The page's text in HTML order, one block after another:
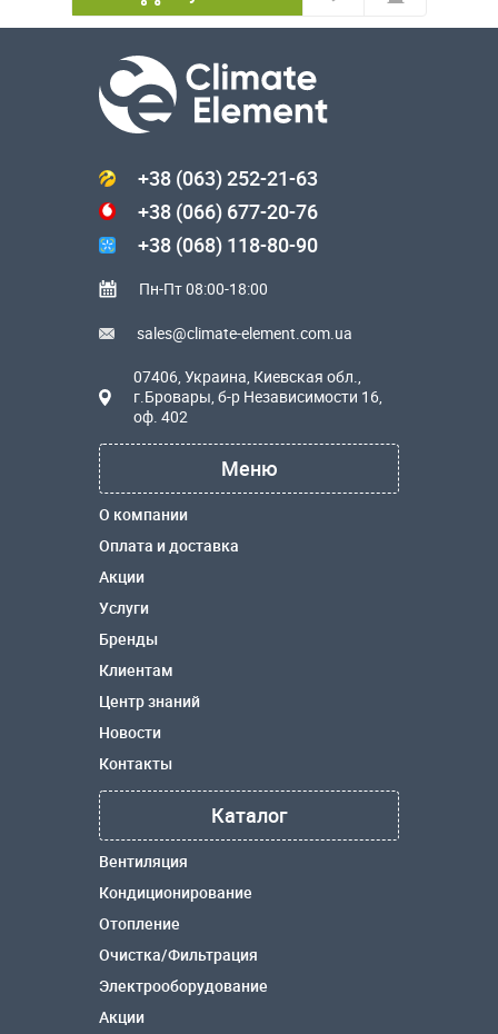
+38 (063) 252-21-63
+38 (066) 677-20-76
+38 (068) 118-80-90
Пн-Пт 08:00-18:00
sales@climate-element.com.ua
07406, Украина, Киевская обл.,
г.Бровары, б-р Независимости 16,
оф. 402
Меню
О компании
Оплата и доставка
Акции
Услуги
Бренды
Клиентам
Центр знаний
Новости
Контакты
Каталог
Вентиляция
Кондиционирование
Отопление
Очистка/Фильтрация
Электрооборудование
Акции